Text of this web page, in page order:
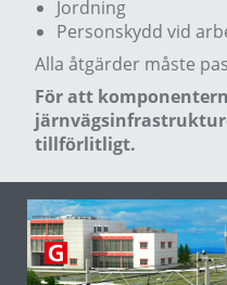
Jordning
Personskydd vid
Alla åtgärder måste
För att
tillförlitligt.